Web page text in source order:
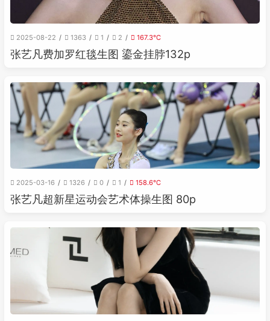
2025-08-22 1363 1 2 167.3℃
张艺凡费加罗红毯生图 鎏金挂脖132p
2025-03-16 1326 0 1 158.6℃
张艺凡超新星运动会艺术体操生图 80p